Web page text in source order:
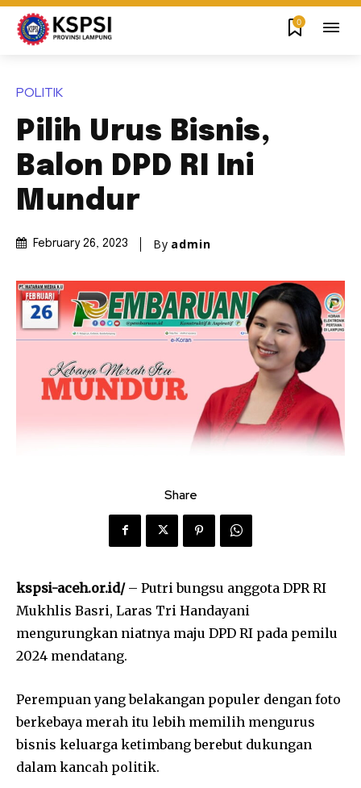
0
POLITIK
Pilih Urus Bisnis,
Balon DPD RI Ini
Mundur
February 26, 2023 By admin
Share
kspsi-aceh.or.id/– Putri bungsu anggota DPR RI
Mukhlis Basri, Laras Tri Handayani
mengurungkan niatnya maju DPD RI pada pemilu
2024 mendatang.
Perempuan yang belakangan populer dengan foto
berkebaya merah itu lebih memilih mengurus
bisnis keluarga ketimbang berebut dukungan
dalam kancah politik.